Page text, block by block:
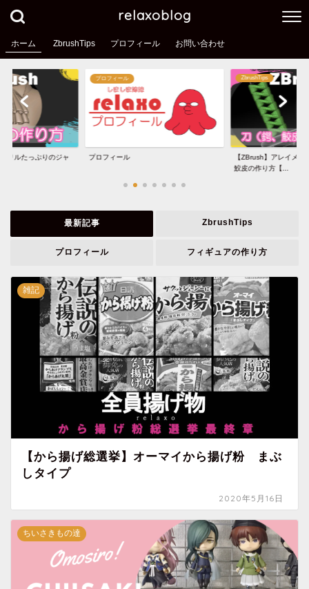
relaxoblog
ホーム ZbrushTips プロフィール お問い合わせ
リルたっぷりのジャ
プロフィール
プロフィール
ZbrushTips
【ZBrush】アレイメッ
鮫皮の作り方【...
最新記事 ZbrushTips
プロフィール フィギュアの作り方
雑記
【から揚げ総選挙】オーマイから揚げ粉 まぶ
しタイプ
2020年5月16日
ちいさきもの達